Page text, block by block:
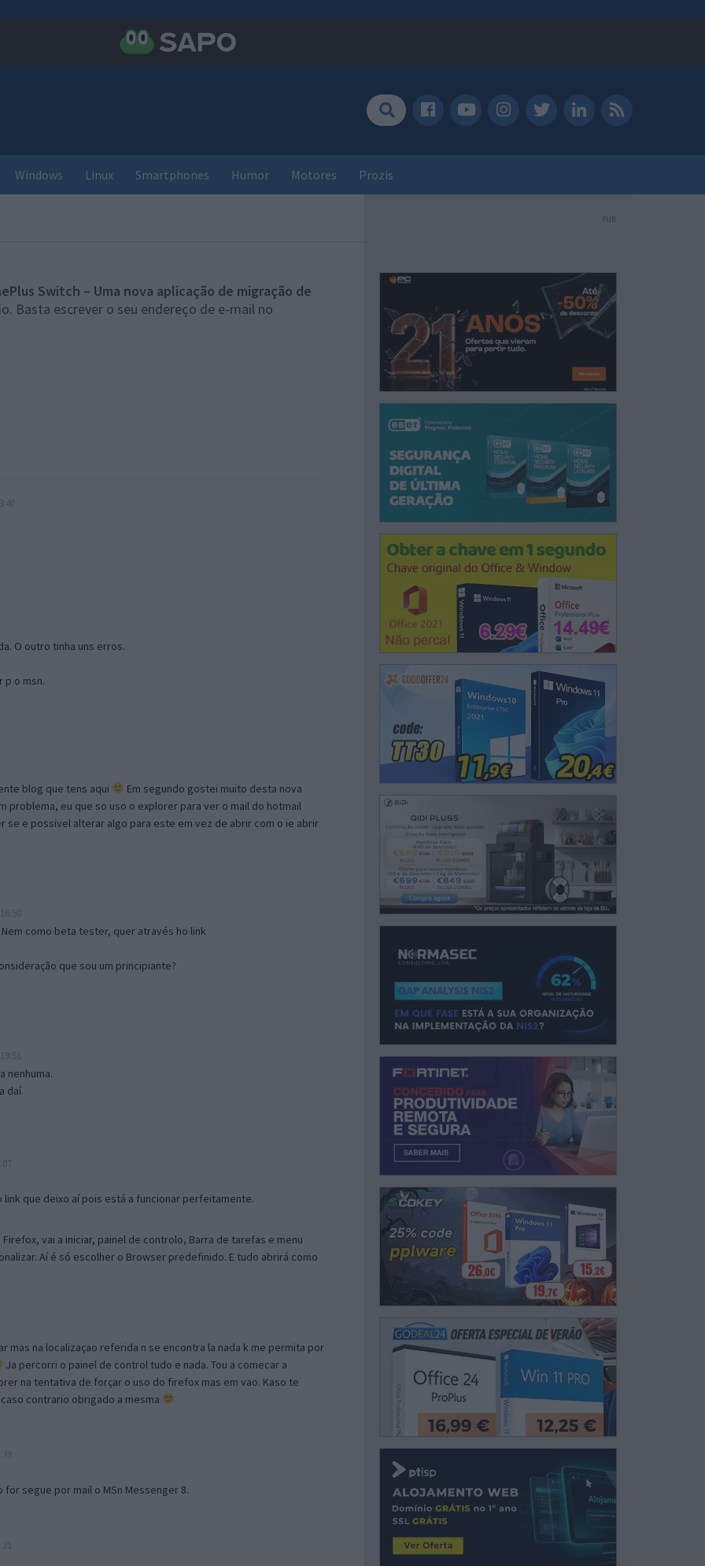
Windows Linux Smartphones Humor Motores Prozis
Switch – Uma nova aplicação de migração de
Basta escrever o seu endereço de e-mail no
O outro tinha uns erros.
p o msn.
blog que tens aqui
Em segundo gostei muito desta nova
problema, eu que so uso o explorer para ver o mail do hotmail
se e possivel alterar algo para este em vez de abrir com o ie abrir
como beta tester, quer através ho link
que sou um principiante?
nenhuma.
daí.
que deixo aí pois está a funcionar perfeitamente.
vai a iniciar, painel de controlo, Barra de tarefas e menu
Aí é só escolher o Browser predefinido. E tudo abrirá como
mas na localizaçao referida n se encontra la nada k me permita por
Ja percorri o painel de control tudo e nada. Tou a comecar a
na tentativa de forçar o uso do firefox mas em vao. Kaso te
contrario obrigado a mesma
for segue por mail o MSn Messenger 8.
PUB